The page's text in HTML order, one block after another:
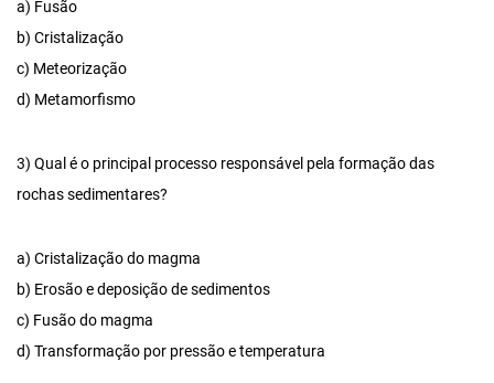
a) Fusão
b) Cristalização
c) Meteorização
d) Metamorfismo
3) Qual é o principal processo responsável pela formação das
rochas sedimentares?
a) Cristalização do magma
b) Erosão e deposição de sedimentos
c) Fusão do magma
d) Transformação por pressão e temperatura